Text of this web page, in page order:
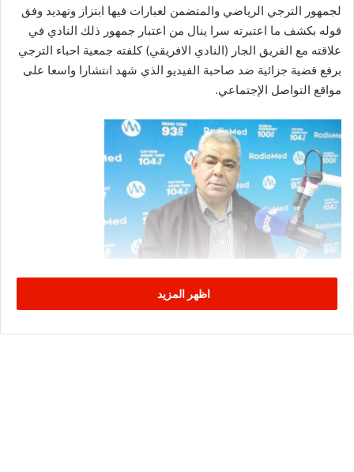
لجمهور الترجي الرياضي والمتضمن لعبارات فيها ابتزاز وتهديد وفق
قوله بكشف ما اعتبرته سرا ينال من اعتبار جمهور ذلك النادي في
علاقته مع الفريق الجار (النادي الافريقي) كلفته جمعية احباء الترجي
برفع قضية جزائية ضد صاحبة الفيديو الذي شهد انتشارا واسعا على
مواقع التواصل الإجتماعي.
اظهر المزيد